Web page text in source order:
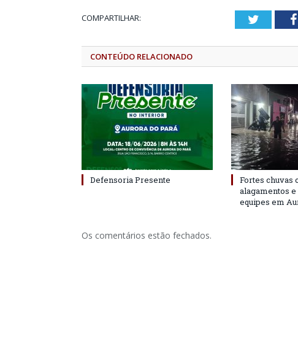
COMPARTILHAR: Twitter
CONTEÚDO RELACIONADO
Defensoria Presente
Fortes chuvas
alagamentos
equipes em
Os comentários estão fechados.